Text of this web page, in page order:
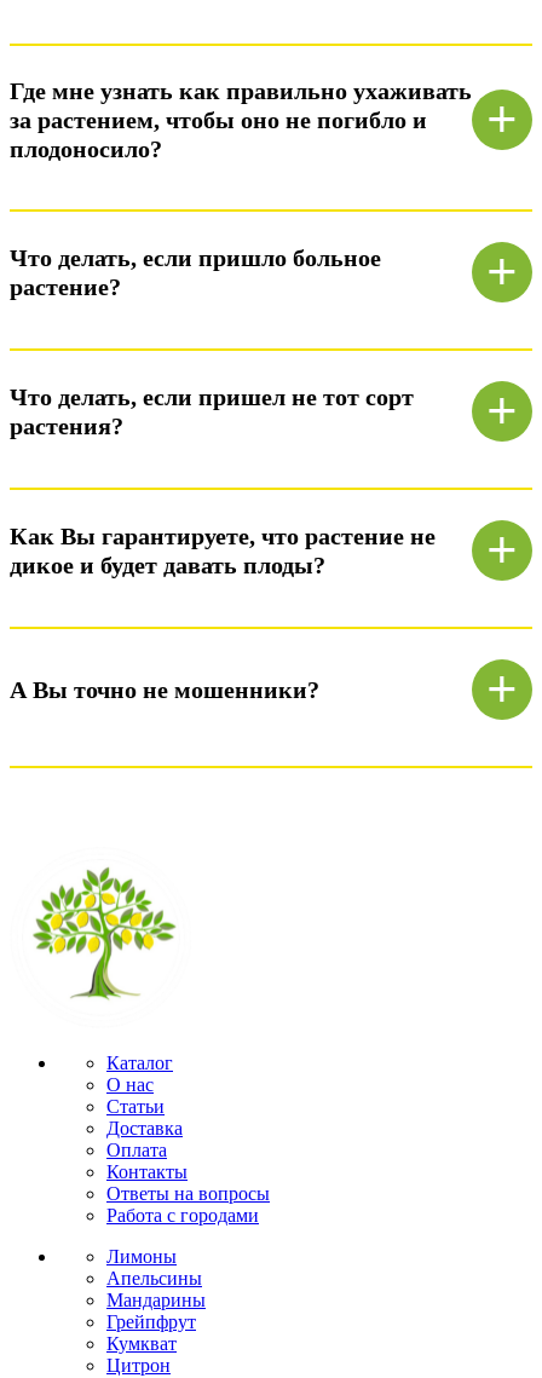
Где мне узнать как правильно ухаживать
за растением, чтобы оно не погибло и
плодоносило?
+
Что делать, если пришло больное
растение?
+
Что делать, если пришел не тот сорт
растения?
+
Как Вы гарантируете, что растение не
дикое и будет давать плоды?
+
А Вы точно не мошенники? +
Каталог
О нас
Статьи
Доставка
Оплата
Контакты
Ответы на вопросы
Работа с городами
Лимоны
Апельсины
Мандарины
Грейпфрут
Кумкват
Цитрон